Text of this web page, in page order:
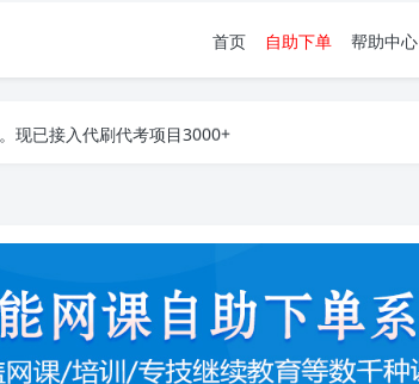
首页 自助下单 帮助中心
现已接入代刷代考项目3000+
现已接入代刷代考项目3000+